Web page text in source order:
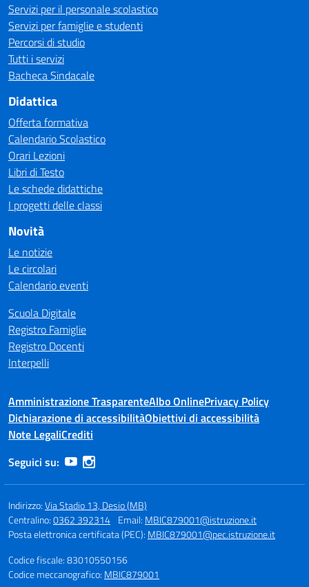
Servizi per il personale scolastico
Servizi per famiglie e studenti
Percorsi di studio
Tutti i servizi
Bacheca Sindacale
Didattica
Offerta formativa
Calendario Scolastico
Orari Lezioni
Libri di Testo
Le schede didattiche
I progetti delle classi
Novità
Le notizie
Le circolari
Calendario eventi
Scuola Digitale
Registro Famiglie
Registro Docenti
Interpelli
Amministrazione TrasparenteAlbo OnlinePrivacy Policy
Dichiarazione di accessibilitàObiettivi di accessibilità
Note LegaliCrediti
Seguici su:
Indirizzo:Via Stadio 13, Desio (MB)
Centralino:0362 392314 Email: MBIC879001@istruzione.it
Posta elettronica certificata (PEC): MBIC879001@pec.istruzione.it
Codice fiscale: 83010550156
Codice meccanografico: MBIC879001